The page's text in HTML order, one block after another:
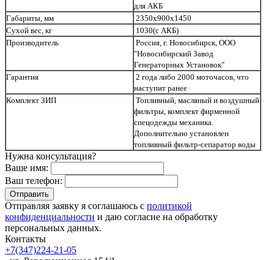
для АКБ
Габариты, мм
2350х900х1450
Сухой вес, кг
1030(с АКБ)
Производитель
Россия, г. Новосибирск, ООО
"Новосибирский Завод
Генераторных Установок"
Гарантия
2 года либо 2000 моточасов, что
наступит ранее
Комплект ЗИП
Топливный, масляный и воздушный
фильтры, комплект фирменной
спецодежды механика.
Дополнительно установлен
топливный фильтр-сепаратор воды
Нужна консультация?
Ваше имя:
Ваш телефон:
Отправляя заявку я соглашаюсь с политикой
конфиденциальности и даю согласие на обработку
персональных данных.
Контакты
+7(347)224-21-05